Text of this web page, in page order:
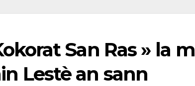
San Ras » la
Lestè an sann